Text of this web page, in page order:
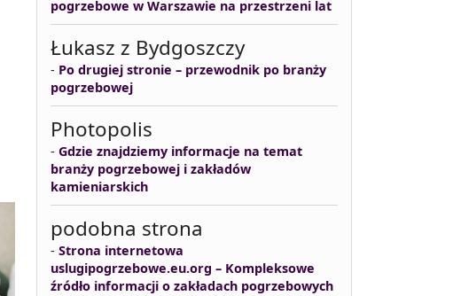
pogrzebowe w Warszawie na przestrzeni lat
Łukasz z Bydgoszczy
- Po drugiej stronie – przewodnik po branży
pogrzebowej
Photopolis
- Gdzie znajdziemy informacje na temat
branży pogrzebowej i zakładów
kamieniarskich
podobna strona
- Strona internetowa
uslugipogrzebowe.eu.org – Kompleksowe
źródło informacji o zakładach pogrzebowych